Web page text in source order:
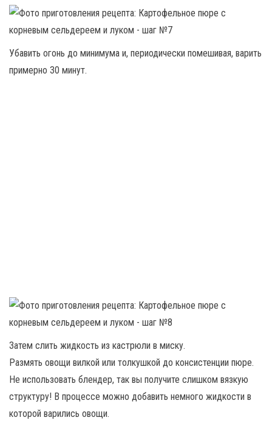
Убавить огонь до минимума и, периодически помешивая, варить
примерно 30 минут.
Затем слить жидкость из кастрюли в миску.
Размять овощи вилкой или толкушкой до консистенции пюре.
Не использовать блендер, так вы получите слишком вязкую
структуру! В процессе можно добавить немного жидкости в
которой варились овощи.